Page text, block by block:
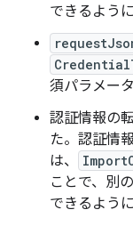
できるよう
須パラメー
認証情報の
た。認証情
は、
ことで、別
できるよう